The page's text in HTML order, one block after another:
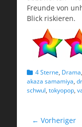
Freunde von
Blick riskieren.
Kategorien
4 Sterne, Drama,
akaza samamiya,
schwul, tokyopop,
← Vorheriger